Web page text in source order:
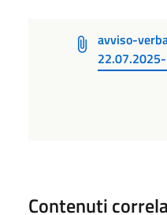
avviso-
22.07.2025-
Contenuti